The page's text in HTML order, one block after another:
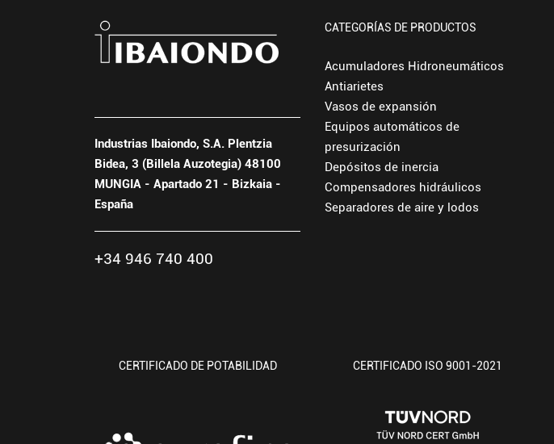
Industrias Ibaiondo, S.A. Plentzia
Bidea, 3 (Billela Auzotegia) 48100
MUNGIA - Apartado 21 - Bizkaia -
España
+34 946 740 400
CATEGORÍAS DE PRODUCTOS
Acumuladores Hidroneumáticos
Antiarietes
Vasos de expansión
Equipos automáticos de
presurización
Depósitos de inercia
Compensadores hidráulicos
Separadores de aire y lodos
CERTIFICADO DE POTABILIDAD CERTIFICADO ISO 9001-2021